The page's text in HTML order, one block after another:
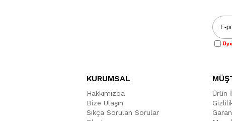
KURUMSAL
Hakkımızda
Bize Ulaşın
Sıkça Sorulan Sorular
Ürün